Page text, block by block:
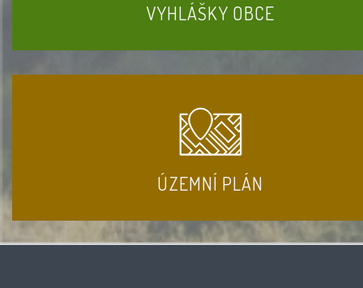
VYHLÁŠKY OBCE
ÚZEMNÍ PLÁN